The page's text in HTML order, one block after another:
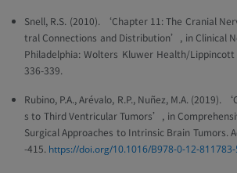
Snell, R.S. (2010). ‘Chapter 11: The Cranial
tral Connections and Distribution’, in Clinical
Philadelphia: Wolters Kluwer Health/Lippincott
336-339.
Rubino, P.A., Arévalo, R.P., Nuñez, M.A. (2019).
s to Third Ventricular Tumors’, in
Surgical Approaches to Intrinsic Brain Tumors.
-415. https://doi.org/10.1016/B978-0-12-